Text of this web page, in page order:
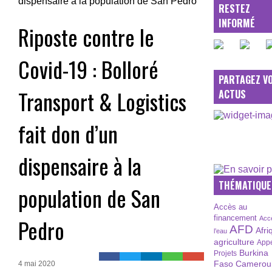
Riposte contre le
Covid-19 : Bolloré
Transport & Logistics
fait don d’un
dispensaire à la
population de San
Pedro
4 mai 2020
RESTEZ
INFORMÉ
PARTAGEZ
ACTUS
Accès au
financement
l’eau AFD
agriculture
Projets Burkina
Faso